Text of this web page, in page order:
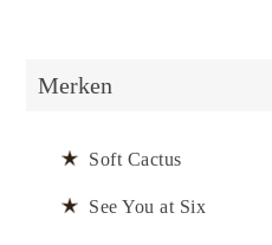
Merken
Soft Cactus
See You at Six